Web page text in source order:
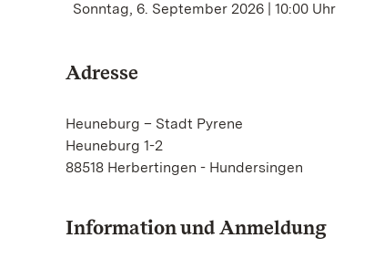
Sonntag, 6. September 2026 | 10:00 Uhr
Adresse
Heuneburg – Stadt Pyrene
Heuneburg 1-2
88518 Herbertingen - Hundersingen
Information und Anmeldung